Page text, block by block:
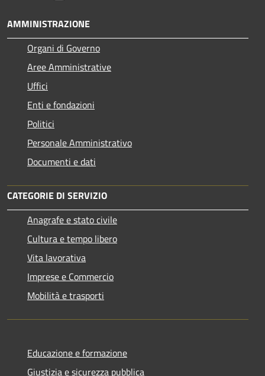
AMMINISTRAZIONE
Organi di Governo
Aree Amministrative
Uffici
Enti e fondazioni
Politici
Personale Amministrativo
Documenti e dati
CATEGORIE DI SERVIZIO
Anagrafe e stato civile
Cultura e tempo libero
Vita lavorativa
Imprese e Commercio
Mobilità e trasporti
Educazione e formazione
Giustizia e sicurezza pubblica